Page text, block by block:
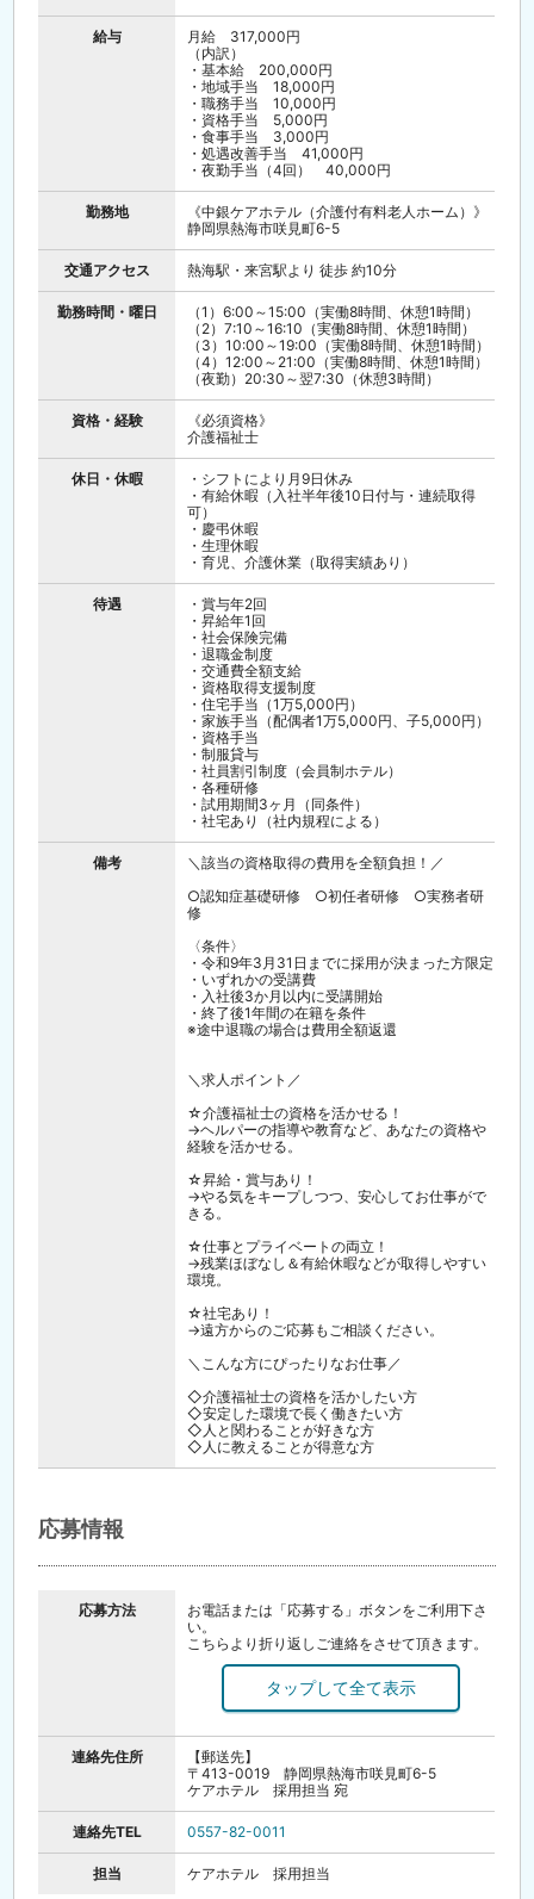
○ふれあいやレクリエーション
→日常のコミュニケーションやアクティビティ
の実施、行事など
給与
月給 317,000円
（内訳）
・基本給 200,000円
・地域手当 18,000円
・職務手当 10,000円
・資格手当 5,000円
・食事手当 3,000円
・処遇改善手当 41,000円
・夜勤手当（4回） 40,000円
勤務地
《中銀ケアホテル（介護付有料老人ホーム）》
静岡県熱海市咲見町6-5
交通アクセス 熱海駅・来宮駅より 徒歩 約10分
勤務時間・曜日
（1）6:00～15:00（実働8時間、休憩1時間）
（2）7:10～16:10（実働8時間、休憩1時間）
（3）10:00～19:00（実働8時間、休憩1時間）
（4）12:00～21:00（実働8時間、休憩1時間）
（夜勤）20:30～翌7:30（休憩3時間）
資格・経験
《必須資格》
介護福祉士
休日・休暇
・シフトにより月9日休み
・有給休暇（入社半年後10日付与・連続取得
可）
・慶弔休暇
・生理休暇
・育児、介護休業（取得実績あり）
待遇
・賞与年2回
・昇給年1回
・社会保険完備
・退職金制度
・交通費全額支給
・資格取得支援制度
・住宅手当（1万5,000円）
・家族手当（配偶者1万5,000円、子5,000円）
・資格手当
・制服貸与
・社員割引制度（会員制ホテル）
・各種研修
・試用期間3ヶ月（同条件）
・社宅あり（社内規程による）
備考
＼該当の資格取得の費用を全額負担！／
○認知症基礎研修 ○初任者研修 ○実務者研
修
〈条件〉
・令和9年3月31日までに採用が決まった方限定
・いずれかの受講費
・入社後3か月以内に受講開始
・終了後1年間の在籍を条件
※途中退職の場合は費用全額返還
＼求人ポイント／
☆介護福祉士の資格を活かせる！
→ヘルパーの指導や教育など、あなたの資格や
経験を活かせる。
☆昇給・賞与あり！
→やる気をキープしつつ、安心してお仕事がで
きる。
☆仕事とプライベートの両立！
→残業ほぼなし＆有給休暇などが取得しやすい
環境。
☆社宅あり！
→遠方からのご応募もご相談ください。
＼こんな方にぴったりなお仕事／
◇介護福祉士の資格を活かしたい方
◇安定した環境で長く働きたい方
◇人と関わることが好きな方
◇人に教えることが得意な方
応募情報
応募方法
お電話または「応募する」ボタンをご利用下さ
い。
こちらより折り返しご連絡をさせて頂きます。
郵送頂き次第、書類選考後、面接時間・日程等
お伝えさせて頂きます。
連絡先住所
【郵送先】
〒413-0019 静岡県熱海市咲見町6-5
ケアホテル 採用担当 宛
連絡先TEL 0557-82-0011
担当 ケアホテル 採用担当